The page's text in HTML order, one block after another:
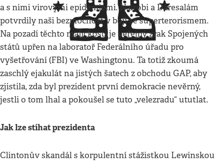
a s nimi virovými epidemiemi. Nairobi a Dáresalám
potvrdily naši bezmocnost v boji se superterorismem.
Na pozadí těchto maličkostí je veřejný zrak Spojených
států upřen na laboratoř Federálního úřadu pro
vyšetřování (FBI) ve Washingtonu. Ta totiž zkoumá
zaschlý ejakulát na jistých šatech z obchodu GAP, aby
zjistila, zda byl prezident první demokracie nevěrný,
jestli o tom lhal a pokoušel se tuto „velezradu“ ututlat.
Jak lze stíhat prezidenta
Clintonův skandál s korpulentní stážistkou Lewinskou